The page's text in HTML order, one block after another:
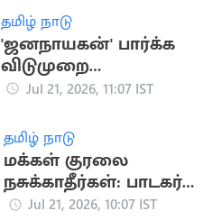
குடும்பம்
தமிழ் நாடு
'ஜனநாயகன்' பார்க்க
விடுமுறை
கேட்கவில்லை:
Jul 21, 2026, 11:07 IST
தமிழ் நாடு
மக்கள் குரலை
நசுக்காதீர்கள்: பாடகர்
அறிவு கைதுக்கு
Jul 21, 2026, 10:07 IST